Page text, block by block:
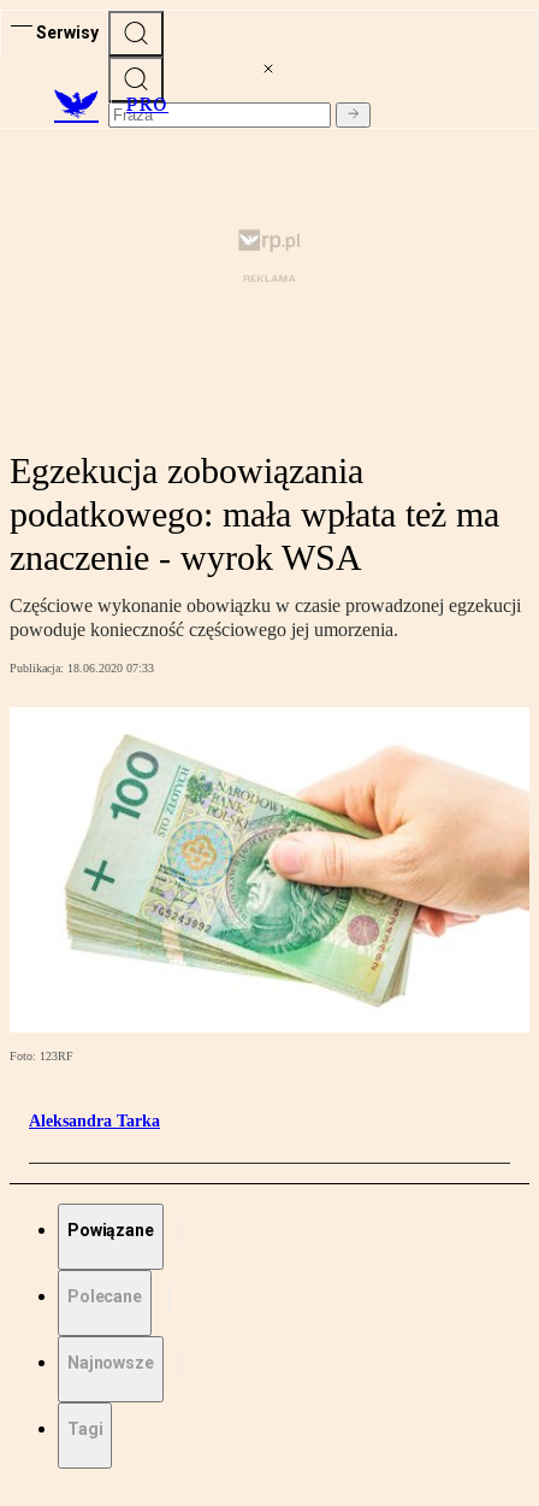
Serwisy
PRO
Egzekucja zobowiązania
podatkowego: mała wpłata też ma
znaczenie - wyrok WSA
Częściowe wykonanie obowiązku w czasie prowadzonej egzekucji
powoduje konieczność częściowego jej umorzenia.
Publikacja: 18.06.2020 07:33
Foto: 123RF
Aleksandra Tarka
Powiązane
Polecane
Najnowsze
Tagi